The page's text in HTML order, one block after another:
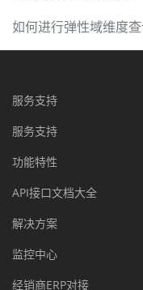
如何进行弹性域维度
服务支持
服务支持
功能特性
API接口文档大全
解决方案
监控中心
经销商ERP对接